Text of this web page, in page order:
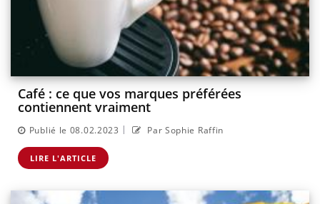
Café : ce que vos marques préférées
contiennent vraiment
Publié le 08.02.2023 | Par Sophie Raffin
LIRE L'ARTICLE